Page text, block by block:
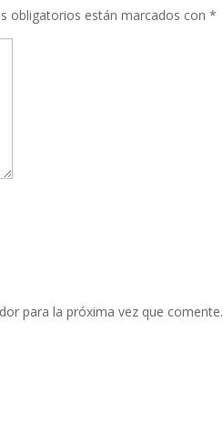
obligatorios están marcados con*
para la próxima vez que comente.